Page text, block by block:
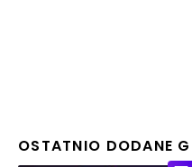
OSTATNIO DODANE